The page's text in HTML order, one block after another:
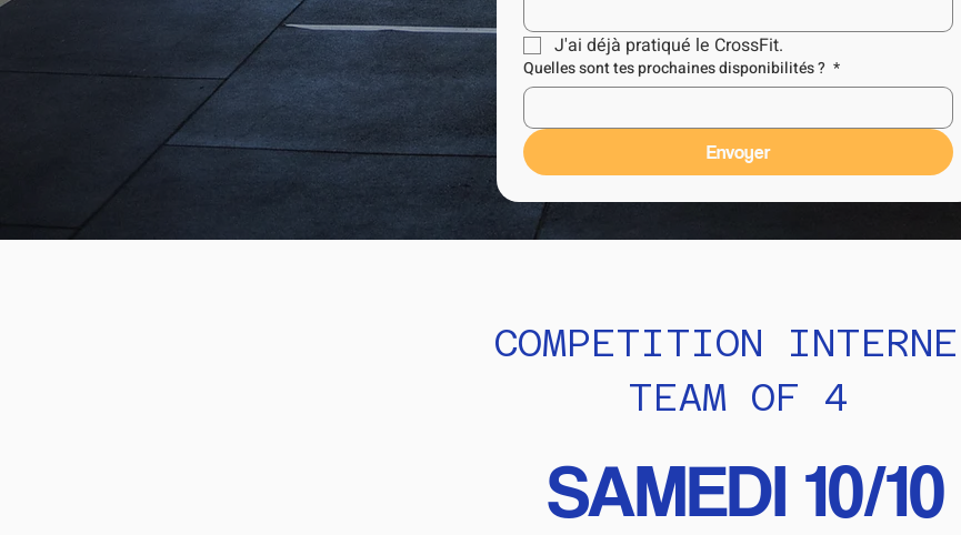
J'ai déjà pratiqué le CrossFit.
Quelles sont tes prochaines disponibilités ? *
Envoyer
COMPETITION INTERNE
TEAM OF 4
SAMEDI 10/10